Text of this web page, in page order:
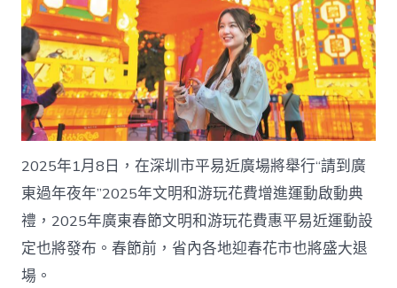
2025年1月8日，在深圳市平易近廣場將舉行“請到廣
東過年夜年”2025年文明和游玩花費增進運動啟動典
禮，2025年廣東春節文明和游玩花費惠平易近運動設
定也將發布。春節前，省內各地迎春花市也將盛大退
場。